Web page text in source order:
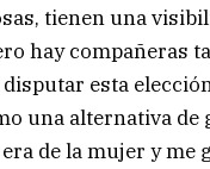
tienen una
hay compañeras
esta
una alternativa de
de la mujer y me